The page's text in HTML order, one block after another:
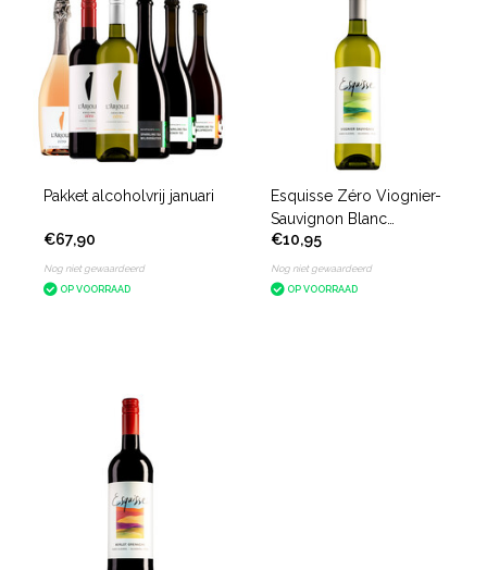
Pakket alcoholvrij januari
€67,90
Nog niet gewaardeerd
OP VOORRAAD
Esquisse Zéro Viognier-
Sauvignon Blanc
alcoholvrij
€10,95
Nog niet gewaardeerd
OP VOORRAAD